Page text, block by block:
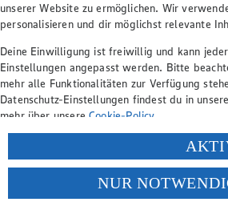
unserer Website zu ermöglichen. Wir
personalisieren und dir möglichst relevante
Deine Einwilligung ist freiwillig und kann
Einstellungen angepasst werden. Bitte
mehr alle Funktionalitäten zur Verfügung
Datenschutz-Einstellungen findest du in
mehr über unsereCookie-Policy.
Verarbeitung deiner personenbezogenen
Wenn du auf „Aktivieren“ klickst, willigst du
ein, dass deine Daten in den USA verarbeitet
einem nach europäischen Standards nicht
NUR